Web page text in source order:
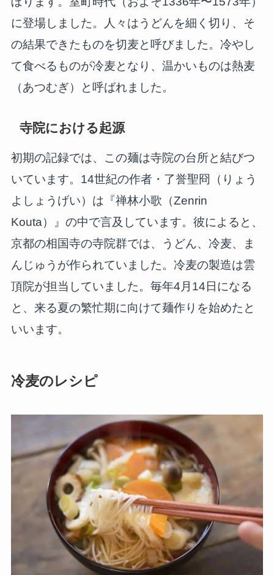
に登場しました。人々はうどんを細く切り、そ
の結果できたものを切麦と呼びました。冷やし
て食べるものが冷麦となり、温かいものは熱麦
（あつむぎ）と呼ばれました。
寺院における起源
初期の記録では、この麺は寺院の台所と結びつ
いています。14世紀の作者・了誉聖冏（りょう
よしょうげい）は『禅林小歌（Zenrin
Kouta）』の中で言及しています。彼によると、
京都の相国寺の寺院群では、うどん、冷麦、ま
んじゅうが作られていました。冷麦の製造は雲
頂院が担当していました。毎年4月14日になる
と、来る夏の繁忙期に向けて麺作りを始めたと
いいます。
冷麦のレシピ